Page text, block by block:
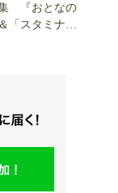
『おとなの
「スタミナ」